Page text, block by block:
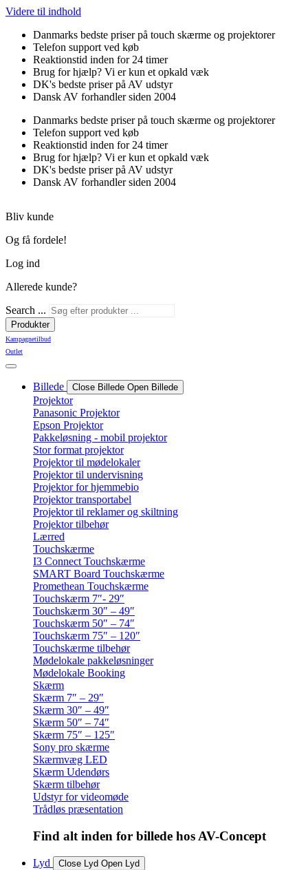
Videre til indhold
Danmarks bedste priser på touch skærme og projektorer
Telefon support ved køb
Reaktionstid inden for 24 timer
Brug for hjælp? Vi er kun et opkald væk
DK's bedste priser på AV udstyr
Dansk AV forhandler siden 2004
Danmarks bedste priser på touch skærme og projektorer
Telefon support ved køb
Reaktionstid inden for 24 timer
Brug for hjælp? Vi er kun et opkald væk
DK's bedste priser på AV udstyr
Dansk AV forhandler siden 2004
Bliv kunde
Og få fordele!
Log ind
Allerede kunde?
Search ...
Produkter
Kampagnetilbud
Outlet
Billede Close Billede Open Billede
Projektor
Panasonic Projektor
Epson Projektor
Pakkeløsning - mobil projektor
Stor format projektor
Projektor til mødelokaler
Projektor til undervisning
Projektor for hjemmebio
Projektor transportabel
Projektor til reklamer og skiltning
Projektor tilbehør
Lærred
Touchskærme
I3 Connect Touchskærme
SMART Board Touchskærme
Promethean Touchskærme
Touchskærm 7″- 29″
Touchskærm 30″ – 49″
Touchskærm 50″ – 74″
Touchskærm 75″ – 120″
Touchskærme tilbehør
Mødelokale pakkeløsninger
Mødelokale Booking
Skærm
Skærm 7″ – 29″
Skærm 30″ – 49″
Skærm 50″ – 74″
Skærm 75″ – 125″
Sony pro skærme
Skærmvæg LED
Skærm Udendørs
Skærm tilbehør
Udstyr for videomøde
Trådløs præsentation
Find alt inden for billede hos AV-Concept
Lyd Close Lyd Open Lyd